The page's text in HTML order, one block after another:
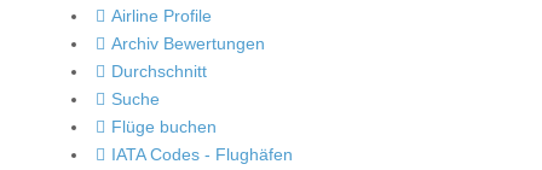
Airline Profile
Archiv Bewertungen
Durchschnitt
Suche
Flüge buchen
IATA Codes - Flughäfen